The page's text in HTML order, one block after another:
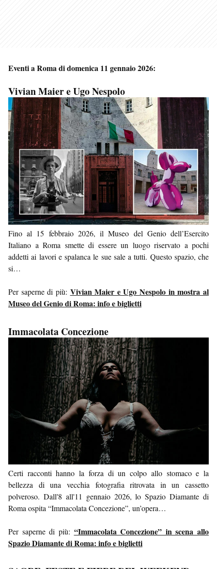
Eventi a Roma di domenica 11 gennaio 2026:
Vivian Maier e Ugo Nespolo
Fino al 15 febbraio 2026, il Museo del Genio dell’Esercito
Italiano a Roma smette di essere un luogo riservato a pochi
addetti ai lavori e spalanca le sue sale a tutti. Questo spazio, che
si…
Per saperne di più: Vivian Maier e Ugo Nespolo in mostra al
Museo del Genio di Roma: info e biglietti
Immacolata Concezione
Certi racconti hanno la forza di un colpo allo stomaco e la
bellezza di una vecchia fotografia ritrovata in un cassetto
polveroso. Dall'8 all'11 gennaio 2026, lo Spazio Diamante di
Roma ospita “Immacolata Concezione”, un’opera…
Per saperne di più: “Immacolata Concezione” in scena allo
Spazio Diamante di Roma: info e biglietti